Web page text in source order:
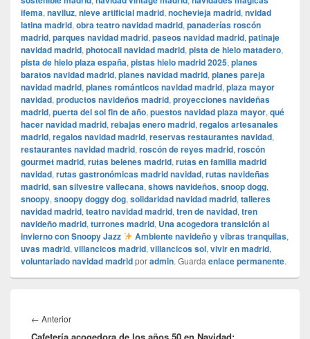
ifema, naviluz, nieve artificial madrid, nochevieja madrid, nvidad
latina madrid, obra teatro navidad madrid, panaderías roscón
madrid, parques navidad madrid, paseos navidad madrid, patinaje
navidad madrid, photocall navidad madrid, pista de hielo matadero,
pista de hielo plaza españa, pistas hielo madrid 2025, planes
baratos navidad madrid, planes navidad madrid, planes pareja
navidad madrid, planes románticos navidad madrid, plaza mayor
navidad, productos navideños madrid, proyecciones navideñas
madrid, puerta del sol fin de año, puestos navidad plaza mayor, qué
hacer navidad madrid, rebajas enero madrid, regalos artesanales
madrid, regalos navidad madrid, reservas restaurantes navidad,
restaurantes navidad madrid, roscón de reyes madrid, roscón
gourmet madrid, rutas belenes madrid, rutas en familia madrid
navidad, rutas gastronómicas madrid navidad, rutas navideñas
madrid, san silvestre vallecana, shows navideños, snoop dogg,
snoopy, snoopy doggy dog, solidaridad navidad madrid, talleres
navidad madrid, teatro navidad madrid, tren de navidad, tren
navideño madrid, turrones madrid, Una acogedora transición al
invierno con Snoopy Jazz
Ambiente navideño y vibras tranquilas,
uvas madrid, villancicos madrid, villancicos sol, vivir en madrid,
voluntariado navidad madridporadmin. Guarda enlace permanente.
de
entradas
← AnteriorEntrada
anterior: